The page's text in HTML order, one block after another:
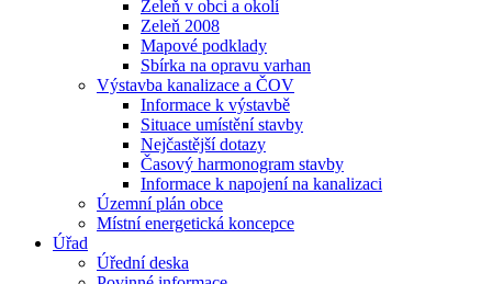
Zeleň v obci a okolí
Zeleň 2008
Mapové podklady
Sbírka na opravu varhan
Výstavba kanalizace a ČOV
Informace k výstavbě
Situace umístění stavby
Nejčastější dotazy
Časový harmonogram stavby
Informace k napojení na kanalizaci
Územní plán obce
Místní energetická koncepce
Úřad
Úřední deska